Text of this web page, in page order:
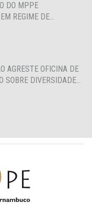
DO MPPE
REGIME DE
AGRESTE OFICINA DE
SOBRE DIVERSIDADE